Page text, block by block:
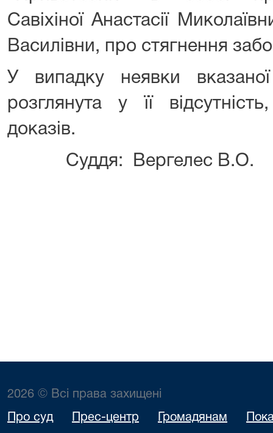
Савіхіної Анастасії
Василівни, про стягнення
У випадку неявки
розглянута у її
доказів.
Суддя: Вергелес В.О.
2026 © Всі права захищені
Про суд Прес-центр Громадянам